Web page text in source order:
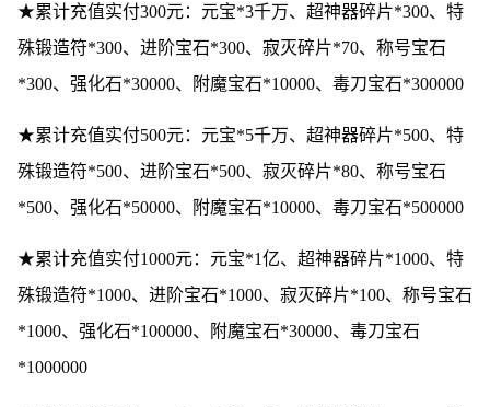
★累计充值实付300元：元宝*3千万、超神器碎片*300、特
殊锻造符*300、进阶宝石*300、寂灭碎片*70、称号宝石
*300、强化石*30000、附魔宝石*10000、毒刀宝石*300000
★累计充值实付500元：元宝*5千万、超神器碎片*500、特
殊锻造符*500、进阶宝石*500、寂灭碎片*80、称号宝石
*500、强化石*50000、附魔宝石*10000、毒刀宝石*500000
★累计充值实付1000元：元宝*1亿、超神器碎片*1000、特
殊锻造符*1000、进阶宝石*1000、寂灭碎片*100、称号宝石
*1000、强化石*100000、附魔宝石*30000、毒刀宝石
*1000000